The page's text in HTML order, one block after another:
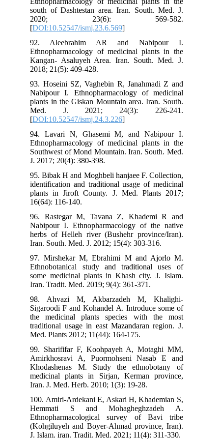
south of Dashtestan area. Iran. South. Med. J.
2020; 23(6): 569-582.
[DOI:10.52547/ismj.23.6.569
92. Aleebrahim AR and Nabipour I.
Ethnopharmacology of medicinal plants in the
Kangan- Asaluyeh Area. Iran. South. Med. J.
2018; 21(5): 409-428.
93. Hoseini SZ, Vaghebin R, Janahmadi Z and
Nabipour I. Ethnopharmacology of medicinal
plants in the Giskan Mountain area. Iran. South.
Med. J. 2021; 24(3): 226-241.
[DOI:10.52547/ismj.24.3.226
94. Lavari N, Ghasemi M, and Nabipour I.
Ethnopharmacology of medicinal plants in the
Southwest of Mond Mountain. Iran. South. Med.
J. 2017; 20(4): 380-398.
95. Bibak H and Moghbeli hanjaee F. Collection,
identification and traditional usage of medicinal
plants in Jiroft County. J. Med. Plants 2017;
16(64): 116-140.
96. Rastegar M, Tavana Z, Khademi R and
Nabipour I. Ethnopharmacology of the native
herbs of Helleh river (Bushehr province/Iran).
Iran. South. Med. J. 2012; 15(4): 303-316.
97. Mirshekar M, Ebrahimi M and Ajorlo M.
Ethnobotanical study and traditional uses of
some medicinal plants in Khash city. J. Islam.
Iran. Tradit. Med. 2019; 9(4): 361-371.
98. Ahvazi M, Akbarzadeh M, Khalighi-
Sigaroodi F and Kohandel A. Introduce some of
the medicinal plants species with the most
traditional usage in east Mazandaran region. J.
Med. Plants 2012; 11(44): 164-175.
99. Sharififar F, Koohpayeh A, Motaghi MM,
Amirkhosravi A, Puormohseni Nasab E and
Khodashenas M. Study the ethnobotany of
medicinal plants in Sirjan, Kerman province,
Iran. J. Med. Herb. 2010; 1(3): 19-28.
100. Amiri-Ardekani E, Askari H, Khademian S,
Hemmati S and Mohagheghzadeh A.
Ethnopharmacological survey of Bavi tribe
(Kohgiluyeh and Boyer-Ahmad province, Iran).
J. Islam. iran. Tradit. Med. 2021; 11(4): 311-330.